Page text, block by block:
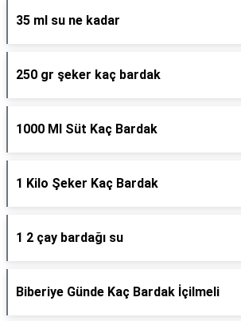
35 ml su ne kadar
250 gr şeker kaç bardak
1000 Ml Süt Kaç Bardak
1 Kilo Şeker Kaç Bardak
1 2 çay bardağı su
Biberiye Günde Kaç Bardak İçilmeli